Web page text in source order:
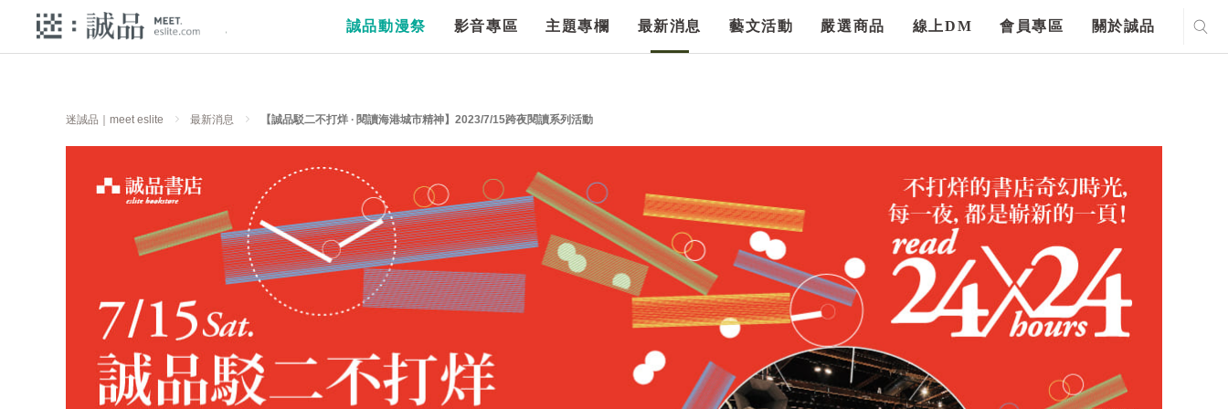
誠品動漫祭 影音專區 主題專欄 最新消息 藝文活動 嚴選商品 線上DM 會員專區 關於誠品
迷誠品｜meet eslite 最新消息 【誠品駁二不打烊 ∙ 閱讀海港城市精神】2023/7/15跨夜閱讀系列活動